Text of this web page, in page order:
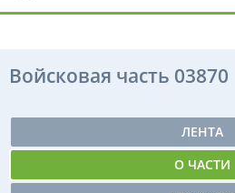
Войсковая часть 03870
ЛЕНТА
О ЧАСТИ